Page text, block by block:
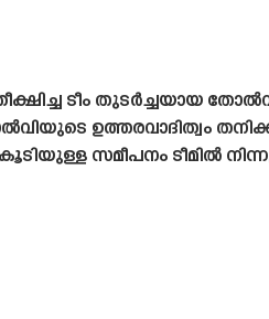
ടീം തുടർച്ചയായ
ഉത്തരവാദിത്വം
സമീപനം ടീമിൽ